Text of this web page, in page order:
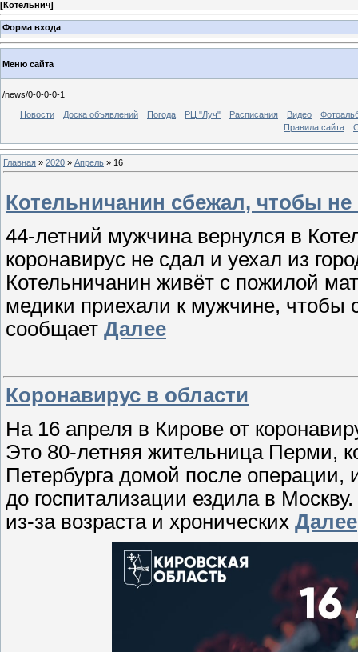
[Котельнич]
Форма входа
Меню сайта
/news/0-0-0-0-1
Новости Доска объявлений Погода РЦ "Луч" Расписания Видео
Правила сайта
Главная » 2020 » Апрель » 16
Котельничанин сбежал, чтобы
44-летний мужчина вернулся в
коронавирус не сдал и уехал из
Котельничанин живёт с пожилой
медики приехали к мужчине, чтобы
сообщает Далее
Коронавирус в области
На 16 апреля в Кирове от
Это 80-летняя жительница Перми,
Петербурга домой после операции,
до госпитализации ездила в
из-за возраста и хронических Далее